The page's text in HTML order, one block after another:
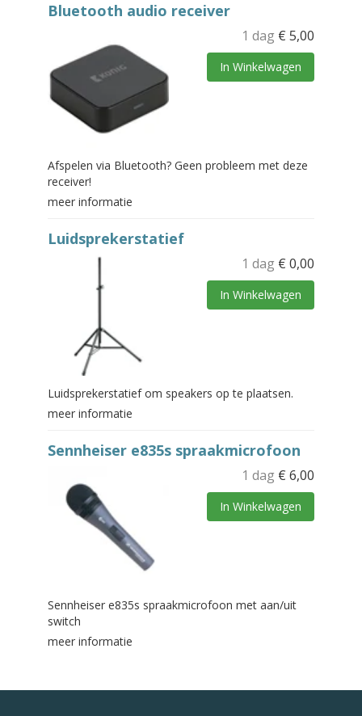
Bluetooth audio receiver
1 dag € 5,00
In Winkelwagen
Afspelen via Bluetooth? Geen probleem met deze
receiver!
meer informatie
Luidsprekerstatief
1 dag € 0,00
In Winkelwagen
Luidsprekerstatief om speakers op te plaatsen.
meer informatie
Sennheiser e835s spraakmicrofoon
1 dag € 6,00
In Winkelwagen
Sennheiser e835s spraakmicrofoon met aan/uit
switch
meer informatie